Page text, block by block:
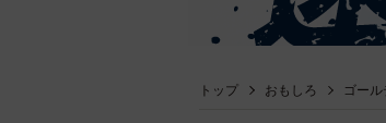
トップ おもしろ ゴー